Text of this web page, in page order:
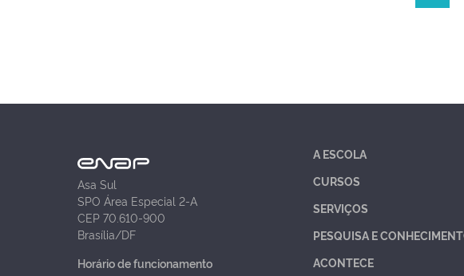
Asa Sul
SPO Área Especial 2-A
CEP 70.610-900
Brasília/DF
Horário de funcionamento
A ESCOLA
CURSOS
SERVIÇOS
PESQUISA E
ACONTECE